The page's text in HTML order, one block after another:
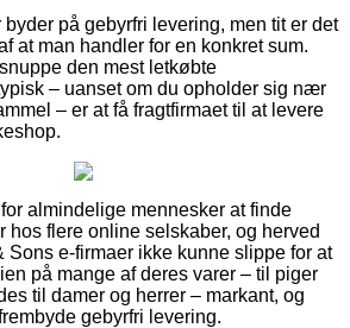
på gebyrfri levering, men tit er det
at man handler for en konkret sum.
den mest letkøbte
– uanset om du opholder sig nær
– er at få fragtfirmaet til at levere
almindelige mennesker at finde
hos flere online selskaber, og herved
Sons e-firmaer ikke kunne slippe for at
på mange af deres varer – til piger
til damer og herrer – markant, og
gebyrfri levering.